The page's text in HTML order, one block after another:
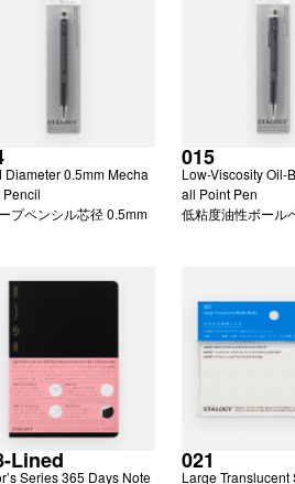
Diameter 0.5mm Mecha
プペンシル芯径 0.5mm
015
Low-Viscosity Oil-
all Point Pen
低粘度油性ボール
Lined
Series 365 Days Note
021
Large Translucent